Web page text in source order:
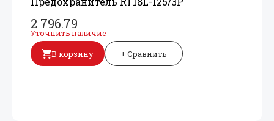
2 796.79
Уточнить наличие
В корзину + Сравнить